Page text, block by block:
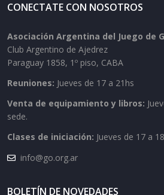
CONECTATE CON NOSOTROS
Asociación Argentina del Juego de
Club Argentino de Ajedrez
Paraguay 1858, 1º piso, CABA
Reuniones: Jueves de 17 a 21hs
Venta de equipamiento y libros:
sede.
Clases de iniciación: Jueves de 17 a
info@go.org.ar
BOLETÍN DE NOVEDADES